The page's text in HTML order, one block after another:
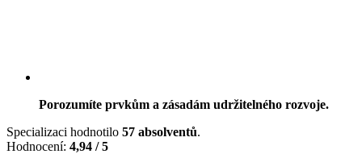
Porozumíte prvkům a zásadám udržitelného rozvoje.
Specializaci hodnotilo 57 absolventů.
Hodnocení: 4,94 / 5